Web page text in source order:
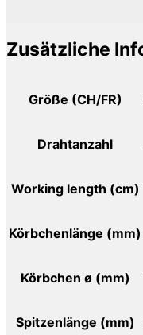
Zusätzliche
Größe (CH/FR)
Drahtanzahl
Working length (cm)
Körbchenlänge (mm)
Körbchen ø (mm)
Spitzenlänge (mm)